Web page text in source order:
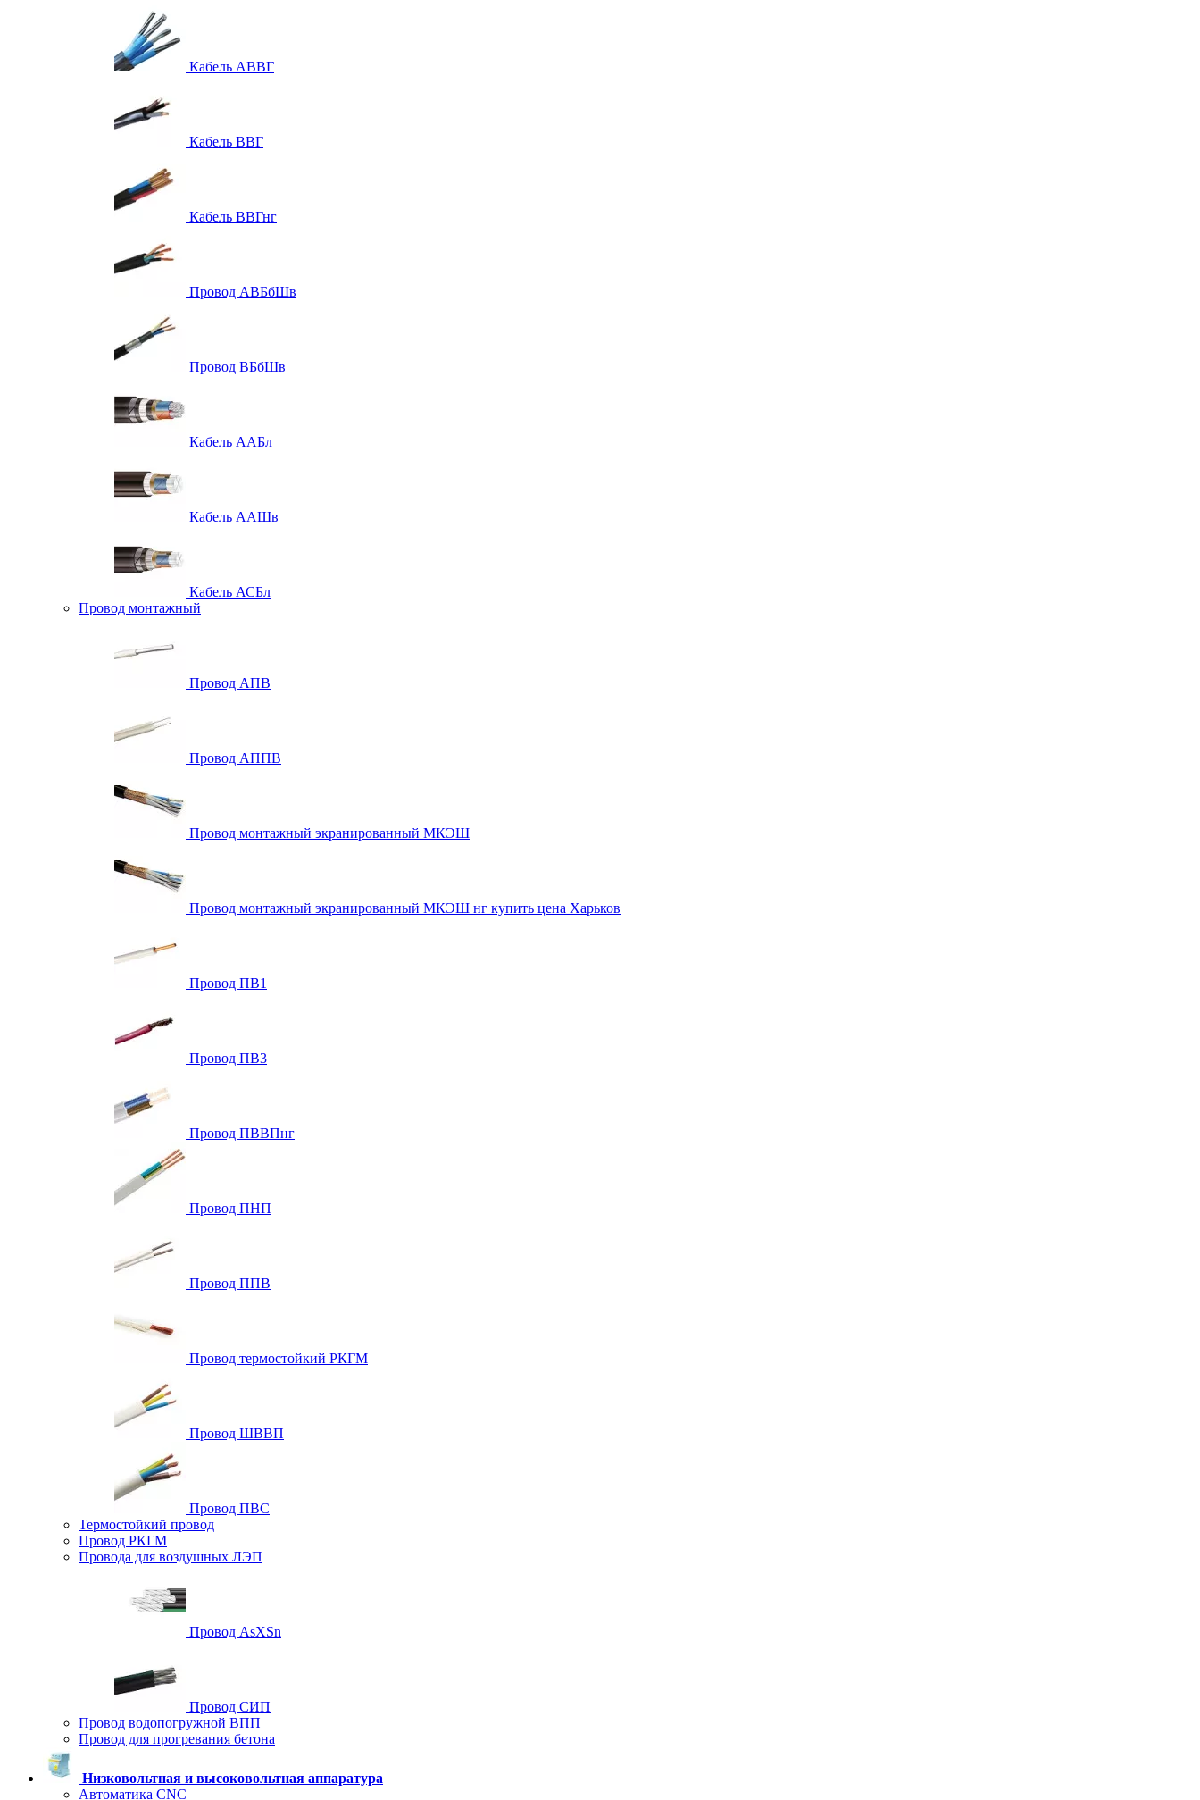
Кабель АВВГ
Кабель ВВГ
Кабель ВВГнг
Провод АВБбШв
Провод ВБбШв
Кабель ААБл
Кабель ААШв
Кабель АСБл
Провод монтажный
Провод АПВ
Провод АППВ
Провод монтажный экранированный МКЭШ
Провод монтажный экранированный МКЭШ нг купить цена Харьков
Провод ПВ1
Провод ПВ3
Провод ПВВПнг
Провод ПНП
Провод ППВ
Провод термостойкий РКГМ
Провод ШВВП
Провод ПВС
Термостойкий провод
Провод РКГМ
Провода для воздушных ЛЭП
Провод AsXSn
Провод СИП
Провод водопогружной ВПП
Провод для прогревания бетона
Низковольтная и высоковольтная аппаратура
Автоматика CNC